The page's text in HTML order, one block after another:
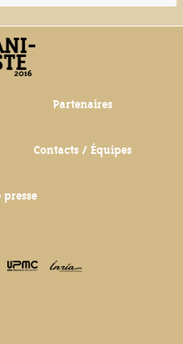
Partenaires
Contacts / Équipes
presse